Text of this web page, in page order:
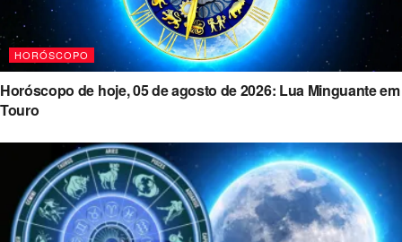
HORÓSCOPO
Horóscopo de hoje, 05 de agosto de 2026: Lua Minguante em
Touro